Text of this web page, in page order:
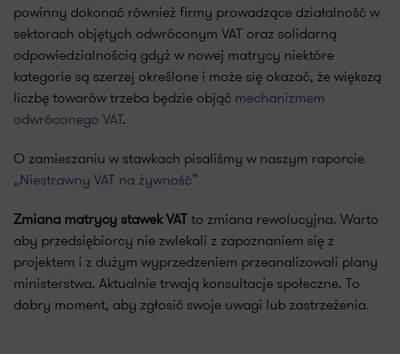
powinny dokonać również firmy prowadzące działalność w
sektorach objętych odwróconym VAT oraz solidarną
odpowiedzialnością gdyż w nowej matrycy niektóre
kategorie są szerzej określone i może się okazać, że większą
liczbę towarów trzeba będzie objąć mechanizmem
odwróconego VAT.
O zamieszaniu w stawkach pisaliśmy w naszym raporcie
„Niestrawny VAT na żywność”
Zmiana matrycy stawek VATto zmiana rewolucyjna. Warto
aby przedsiębiorcy nie zwlekali z zapoznaniem się z
projektem i z dużym wyprzedzeniem przeanalizowali plany
ministerstwa. Aktualnie trwają konsultacje społeczne. To
dobry moment, aby zgłosić swoje uwagi lub zastrzeżenia.